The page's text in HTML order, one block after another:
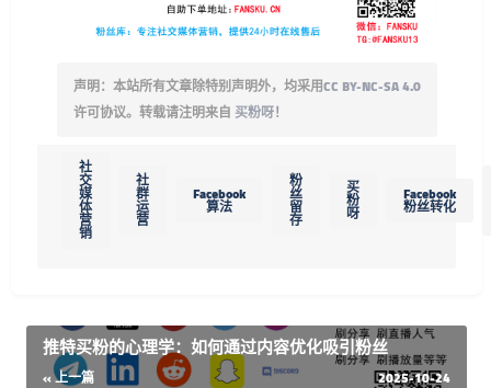
声明：本站所有文章除特别声明外，均采用CC BY-NC-SA 4.0
许可协议。转载请注明来自 买粉呀！
社
交
媒
体
营
销
社
群
运
营
Facebook
算法
粉
丝
留
存
买
粉
呀
Facebook
粉丝转化
推特买粉的心理学：如何通过内容优化吸引粉丝
« 上一篇 2025-10-24